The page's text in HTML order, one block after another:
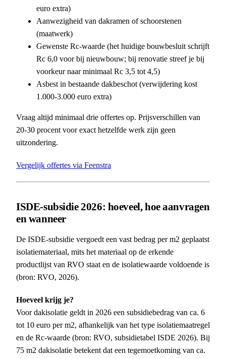
euro extra)
Aanwezigheid van dakramen of schoorstenen
(maatwerk)
Gewenste Rc-waarde (het huidige bouwbesluit schrijft
Rc 6,0 voor bij nieuwbouw; bij renovatie streef je bij
voorkeur naar minimaal Rc 3,5 tot 4,5)
Asbest in bestaande dakbeschot (verwijdering kost
1.000-3.000 euro extra)
Vraag altijd minimaal drie offertes op. Prijsverschillen van
20-30 procent voor exact hetzelfde werk zijn geen
uitzondering.
Vergelijk offertes via Feenstra
ISDE-subsidie 2026: hoeveel, hoe aanvragen
en wanneer
De ISDE-subsidie vergoedt een vast bedrag per m2 geplaatst
isolatiemateriaal, mits het materiaal op de erkende
productlijst van RVO staat en de isolatiewaarde voldoende is
(bron: RVO, 2026).
Hoeveel krijg je?
Voor dakisolatie geldt in 2026 een subsidiebedrag van ca. 6
tot 10 euro per m2, afhankelijk van het type isolatiemaatregel
en de Rc-waarde (bron: RVO, subsidietabel ISDE 2026). Bij
75 m2 dakisolatie betekent dat een tegemoetkoming van ca.